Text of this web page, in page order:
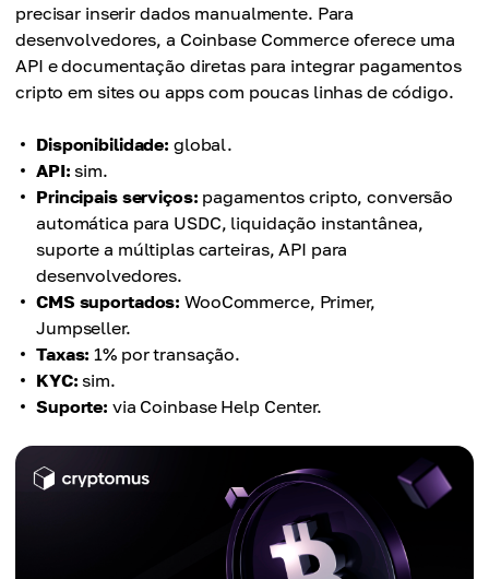
precisar inserir dados manualmente. Para
desenvolvedores, a Coinbase Commerce oferece uma
API e documentação diretas para integrar pagamentos
cripto em sites ou apps com poucas linhas de código.
Disponibilidade: global.
API: sim.
Principais serviços: pagamentos cripto, conversão
automática para USDC, liquidação instantânea,
suporte a múltiplas carteiras, API para
desenvolvedores.
CMS suportados: WooCommerce, Primer,
Jumpseller.
Taxas: 1% por transação.
KYC: sim.
Suporte: via Coinbase Help Center.